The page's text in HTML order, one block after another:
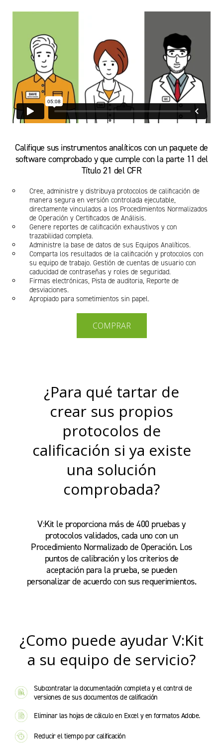
Califique sus instrumentos analíticos con un paquete de
software comprobado y que cumple con la parte 11 del
Título 21 del CFR
Cree, administre y distribuya protocolos de calificación de
manera segura en versión controlada ejecutable,
directamente vinculados a los Procedimientos Normalizados
de Operación y Certificados de Análisis.
Genere reportes de calificación exhaustivos y con
trazabilidad completa.
Administre la base de datos de sus Equipos Analíticos.
Comparta los resultados de la calificación y protocolos con
su equipo de trabajo. Gestión de cuentas de usuario con
caducidad de contraseñas y roles de seguridad.
Firmas electrónicas, Pista de auditoria, Reporte de
desviaciones.
Apropiado para sometimientos sin papel.
COMPRAR
¿Para qué tartar de
crear sus propios
protocolos de
calificación si ya existe
una solución
comprobada?
V:Kit le proporciona más de 400 pruebas y
protocolos validados, cada uno con un
Procedimiento Normalizado de Operación. Los
puntos de calibración y los criterios de
aceptación para la prueba, se pueden
personalizar de acuerdo con sus requerimientos.
¿Como puede ayudar V:Kit
a su equipo de servicio?
Subcontratar la documentación completa y el control de
versiones de sus documentos de calificación
Eliminar las hojas de cálculo en Excel y en formatos Adobe.
Reducir el tiempo por calificación